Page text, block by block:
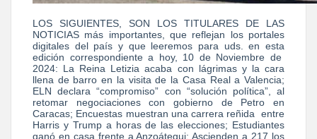
LOS SIGUIENTES, SON LOS TITULARES DE LAS
NOTICIAS más importantes, que reflejan los portales
digitales del país y que leeremos para uds. en esta
edición correspondiente a hoy, 10 de Noviembre de
2024: La Reina Letizia acaba con lágrimas y la cara
llena de barro en la visita de la Casa Real a Valencia;
ELN declara “compromiso” con “solución política”, al
retomar negociaciones con gobierno de Petro en
Caracas; Encuestas muestran una carrera reñida entre
Harris y Trump a horas de las elecciones; Estudiantes
ganó en casa frente a Anzoátegui; Ascienden a 217 los